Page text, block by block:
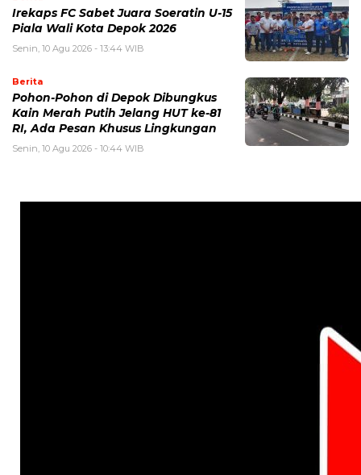
Irekaps FC Sabet Juara Soeratin U-15
Piala Wali Kota Depok 2026
Senin, 10 Agu 2026 - 13:44 WIB
Berita
Pohon-Pohon di Depok Dibungkus
Kain Merah Putih Jelang HUT ke-81
RI, Ada Pesan Khusus Lingkungan
Senin, 10 Agu 2026 - 10:44 WIB